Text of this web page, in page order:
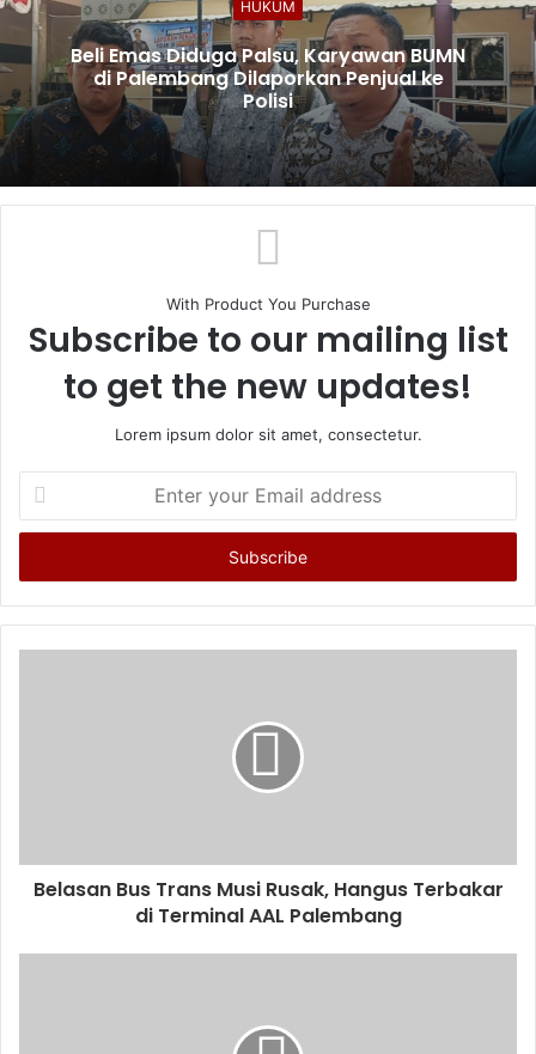
HUKUM
Beli Emas Diduga Palsu, Karyawan BUMN
di Palembang Dilaporkan Penjual ke
Polisi
With Product You Purchase
Subscribe to our mailing list
to get the new updates!
Lorem ipsum dolor sit amet, consectetur.
your
Email
Belasan Bus Trans Musi Rusak, Hangus Terbakar
di Terminal AAL Palembang